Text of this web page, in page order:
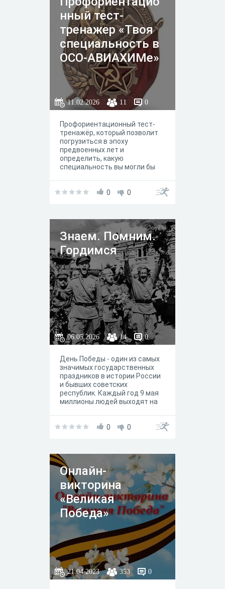
нный тест-
тренажер «Твоя
специальность в
ОСО-АВИАХИМе»
11.02.2026 11 0
Профориентационный тест-
тренажёр, который позволит
погрузиться в эпоху
предвоенных лет и
определить, какую
специальность вы могли бы
0
0
Знаем. Помним.
Гордимся
06.05.2026 14 0
День Победы - один из самых
значимых государственных
праздников в истории России
и бывших советских
республик. Каждый год 9 мая
миллионы людей выходят на
портреты своих близких - дань
от тотальной катастрофы.
Предлагаем поучаствовать в
викторине, посвященной
этому празднику, чтобы узнать
насколько вы знакомы с
именами, датами, фактами.
0 0
Онлайн-
викторина
«Великая
Победа»
21.04.2023 353 0